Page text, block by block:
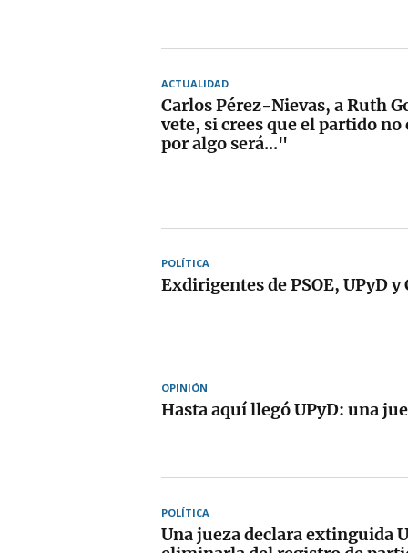
ACTUALIDAD
Carlos Pérez-Nievas, a Ruth
vete, si crees que el partido
por algo será..."
POLÍTICA
Exdirigentes de PSOE, UPyD
OPINIÓN
Hasta aquí llegó UPyD: una
POLÍTICA
Una jueza declara extinguida